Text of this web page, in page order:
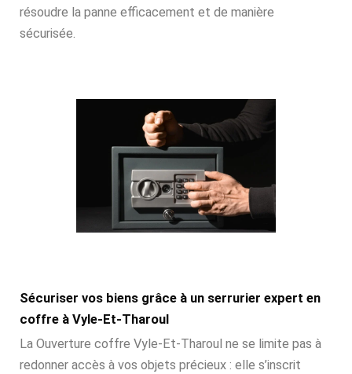
résoudre la panne efficacement et de manière
sécurisée.
Sécuriser vos biens grâce à un serrurier expert en
coffre à Vyle-Et-Tharoul
La Ouverture coffre Vyle-Et-Tharoul ne se limite pas à
redonner accès à vos objets précieux : elle s’inscrit